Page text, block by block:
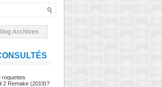
Archives
roquettes
2 Remake (2019)?